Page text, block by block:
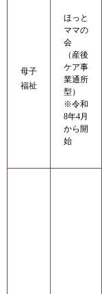
母子
福祉
ほっと
ママの
会
（産後
ケア事
業通所
型）
※令和
8年4月
から開
始